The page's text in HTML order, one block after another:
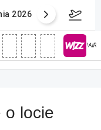
2026
o locie